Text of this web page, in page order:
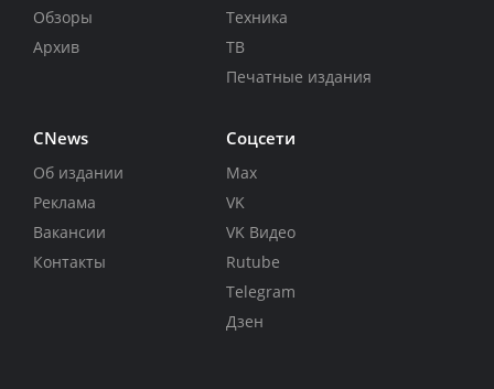
Обзоры
Архив
Техника
ТВ
Печатные издания
CNews
Об издании
Реклама
Вакансии
Контакты
Соцсети
Max
VK
VK Видео
Rutube
Telegram
Дзен